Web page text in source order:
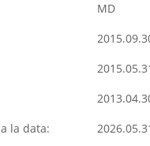
MD
la data: